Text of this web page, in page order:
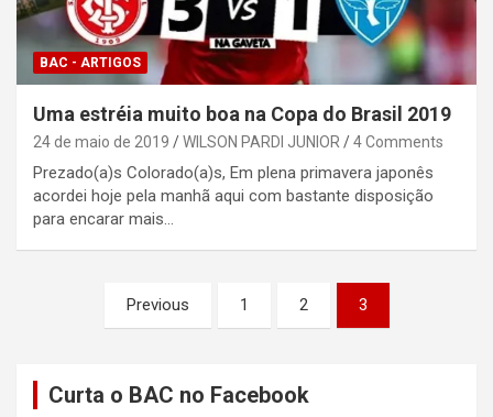
BAC - ARTIGOS
Uma estréia muito boa na Copa do Brasil 2019
24 de maio de 2019 WILSON PARDI JUNIOR 4 Comments
Prezado(a)s Colorado(a)s, Em plena primavera japonês
acordei hoje pela manhã aqui com bastante disposição
para encarar mais…
PaginaçãoPrevious 1 2 3
Curta o BAC no Facebook